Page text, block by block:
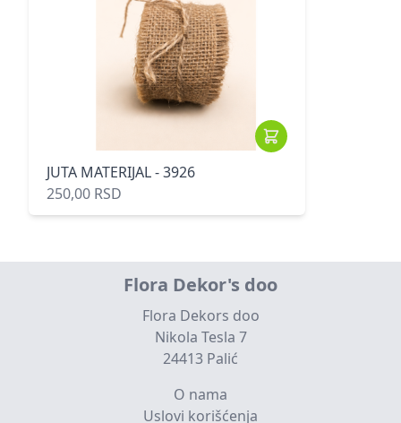
JUTA MATERIJAL - 3926
250,00 RSD
Flora Dekor's doo
Flora Dekors doo
Nikola Tesla 7
24413 Palić
O nama
Uslovi korišćenja